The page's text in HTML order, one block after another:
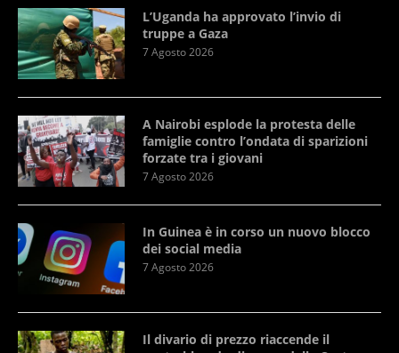
L’Uganda ha approvato l’invio di
truppe a Gaza
7 Agosto 2026
A Nairobi esplode la protesta delle
famiglie contro l’ondata di sparizioni
forzate tra i giovani
7 Agosto 2026
In Guinea è in corso un nuovo blocco
dei social media
7 Agosto 2026
Il divario di prezzo riaccende il